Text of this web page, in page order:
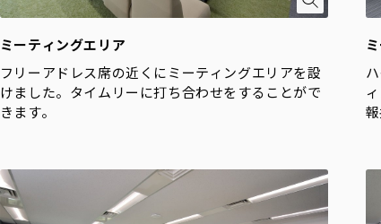
ミーティングエリア
フリーアドレス席の近くにミーティングエリアを設
けました。タイムリーに打ち合わせをすることがで
きます。